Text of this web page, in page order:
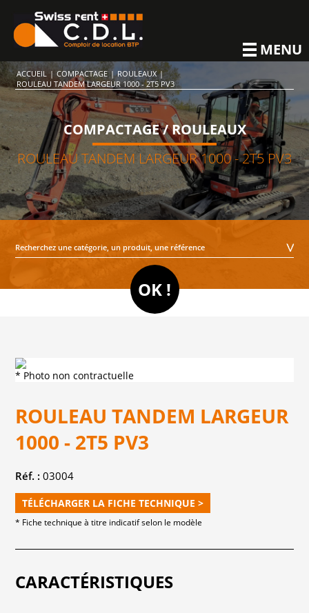
MENU
ACCUEIL | COMPACTAGE | ROULEAUX |
ROULEAU TANDEM LARGEUR 1000 - 2T5 PV3
COMPACTAGE / ROULEAUX
ROULEAU TANDEM LARGEUR 1000 - 2T5 PV3
* Photo non contractuelle
ROULEAU TANDEM LARGEUR
1000 - 2T5 PV3
Réf. : 03004
TÉLÉCHARGER LA FICHE TECHNIQUE >
* Fiche technique à titre indicatif selon le modèle
CARACTÉRISTIQUES